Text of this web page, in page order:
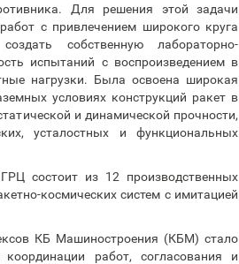
Для решения этой задачи
с привлечением широкого круга
собственную лабораторно-
испытаний с воспроизведением в
нагрузки. Была освоена широкая
условиях конструкций ракет в
и динамической прочности,
усталостных и функциональных
состоит из 12 производственных
космических систем с имитацией
КБ Машиностроения (КБМ) стало
работ, согласования и